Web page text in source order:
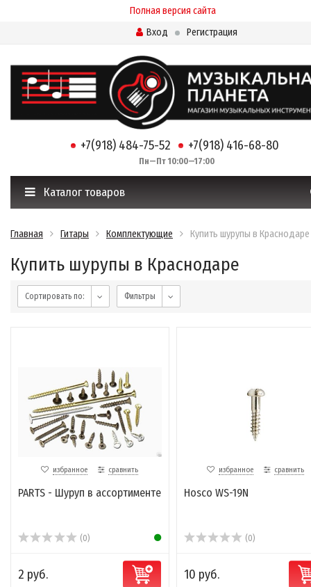
Полная версия сайта
Вход
Регистрация
+7(918) 484-75-52 +7(918) 416-68-80
Пн—Пт 10:00—17:00
Каталог товаров
Главная Гитары Комплектующие Купить шурупы в Краснодаре
Купить шурупы в Краснодаре
Сортировать по: Фильтры
избранное сравнить
PARTS - Шуруп в ассортименте
(0)
2 руб.
избранное сравнить
Hosco WS-19N
(0)
10 руб.